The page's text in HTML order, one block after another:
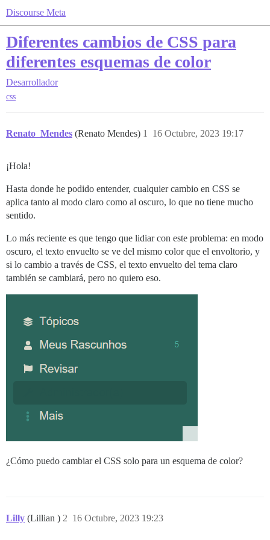
Discourse Meta
Diferentes cambios de CSS para
diferentes esquemas de color
Desarrollador
css
Renato_Mendes (Renato Mendes) 16 Octubre, 2023 19:17
1
¡Hola!
Hasta donde he podido entender, cualquier cambio en CSS se
aplica tanto al modo claro como al oscuro, lo que no tiene mucho
sentido.
Lo más reciente es que tengo que lidiar con este problema: en modo
oscuro, el texto envuelto se ve del mismo color que el envoltorio, y
si lo cambio a través de CSS, el texto envuelto del tema claro
también se cambiará, pero no quiero eso.
¿Cómo puedo cambiar el CSS solo para un esquema de color?
Lilly (Lillian ) 16 Octubre, 2023 19:23
2